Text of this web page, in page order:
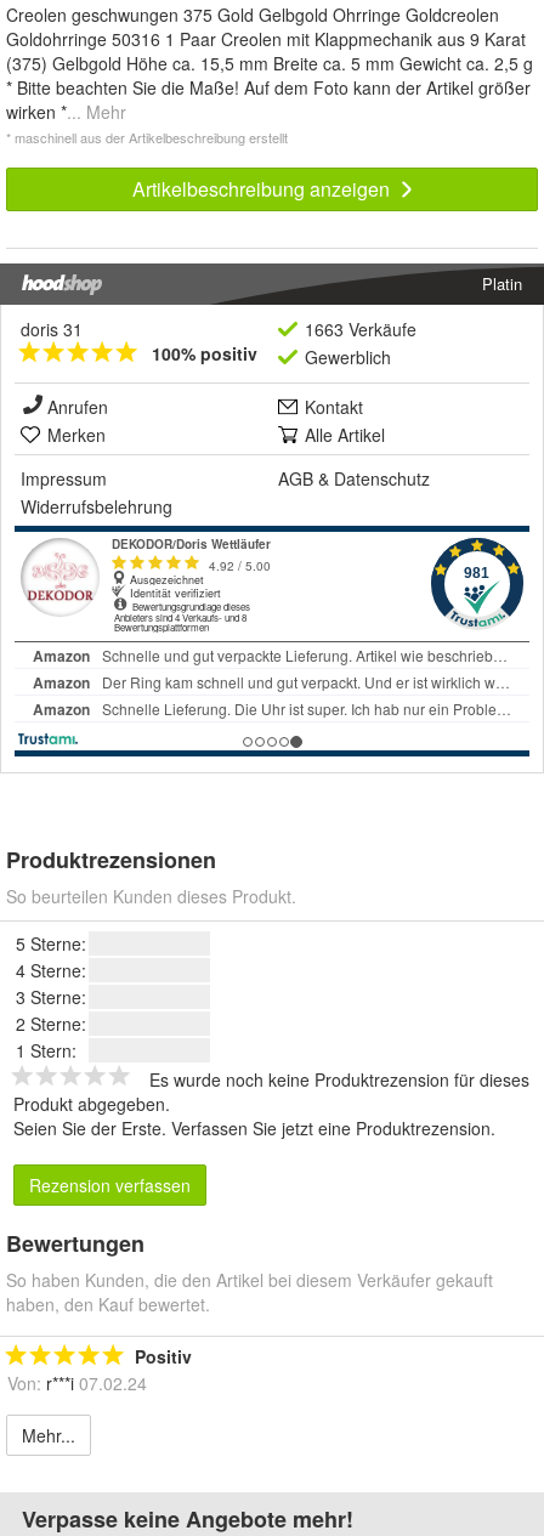
Creolen geschwungen 375 Gold Gelbgold Ohrringe Goldcreolen
Goldohrringe 50316 1 Paar Creolen mit Klappmechanik aus 9 Karat
(375) Gelbgold Höhe ca. 15,5 mm Breite ca. 5 mm Gewicht ca. 2,5 g
* Bitte beachten Sie die Maße! Auf dem Foto kann der Artikel größer
wirken *... Mehr
* maschinell aus der Artikelbeschreibung erstellt
Artikelbeschreibung anzeigen
Platin
doris 31
100% positiv
1663 Verkäufe
Gewerblich
Anrufen
Kontakt
Merken
Alle Artikel
Impressum
AGB & Datenschutz
Widerrufsbelehrung
Produktrezensionen
So beurteilen Kunden dieses Produkt.
5 Sterne:
4 Sterne:
3 Sterne:
2 Sterne:
1 Stern:
Es wurde noch keine Produktrezension für dieses
Produkt abgegeben.
Seien Sie der Erste. Verfassen Sie jetzt eine Produktrezension.
Rezension verfassen
Bewertungen
So haben Kunden, die den Artikel bei diesem Verkäufer gekauft
haben, den Kauf bewertet.
Positiv
Von: r***i 07.02.24
Mehr...
Verpasse keine Angebote mehr!